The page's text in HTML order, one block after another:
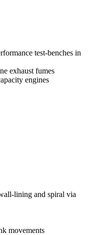
test-benches in
exhaust fumes
engines
lining and spiral via
movements